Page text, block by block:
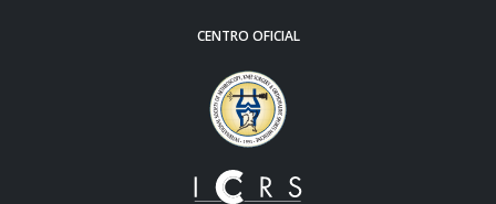
CENTRO OFICIAL